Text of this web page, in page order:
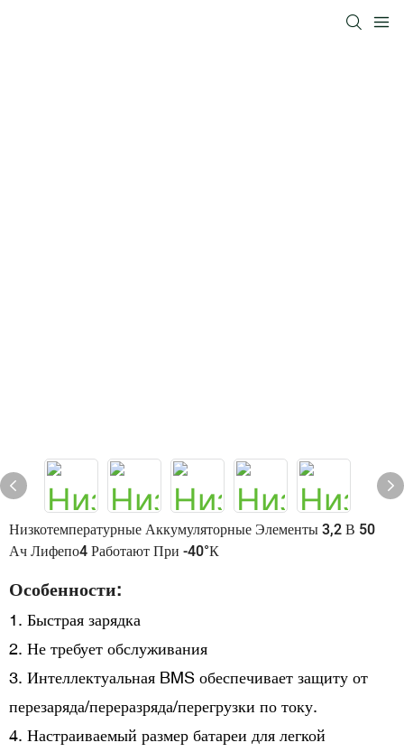
Низкотемпературные Аккумуляторные Элементы 3,2 В 50
Ач Лифепо4 Работают При -40°К
Особенности:
1. Быстрая зарядка
2. Не требует обслуживания
3. Интеллектуальная BMS обеспечивает защиту от
перезаряда/переразряда/перегрузки по току.
4. Настраиваемый размер батареи для легкой